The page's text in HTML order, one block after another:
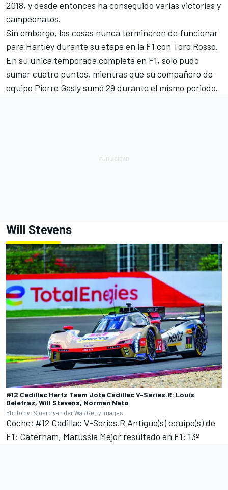
2018, y desde entonces ha conseguido varias victorias y
campeonatos.
Sin embargo, las cosas nunca terminaron de funcionar
para Hartley durante su etapa en la F1 con Toro Rosso.
En su única temporada completa en F1, solo pudo
sumar cuatro puntos, mientras que su compañero de
equipo Pierre Gaslysumó 29 durante el mismo periodo.
Will Stevens
#12 Cadillac Hertz Team Jota Cadillac V-Series.R: Louis
Deletraz, Will Stevens, Norman Nato
Photo by: Sjoerd van der Wal/Getty Images
Coche: #12 Cadillac V-Series.R Antiguo(s) equipo(s) de
F1: Caterham, Marussia Mejor resultado en F1: 13º